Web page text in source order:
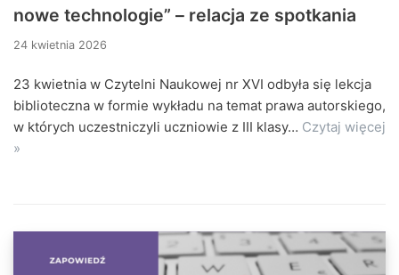
nowe technologie” – relacja ze spotkania
24 kwietnia 2026
23 kwietnia w Czytelni Naukowej nr XVI odbyła się lekcja
biblioteczna w formie wykładu na temat prawa autorskiego,
w których uczestniczyli uczniowie z III klasy… Czytaj więcej
»